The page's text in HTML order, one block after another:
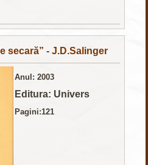
secară” - J.D.Salinger
Anul: 2003
Editura: Univers
Pagini:121